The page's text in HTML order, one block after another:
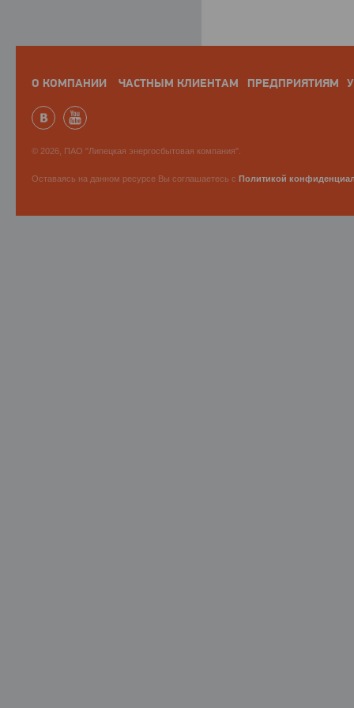
О КОМПАНИИ ЧАСТНЫМ КЛИЕНТАМ ПРЕДПРИЯТИЯМ
© 2026, ПАО "Липецкая энергосбытовая компания".
Оставаясь на данном ресурсе Вы соглашаетесь с Политикой